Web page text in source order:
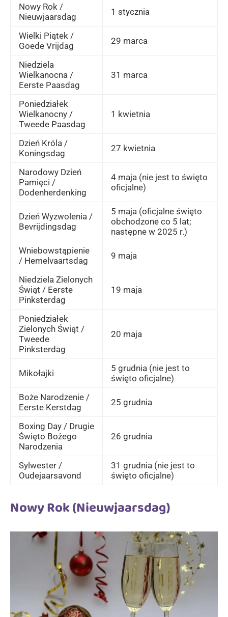
Nowy Rok /
Nieuwjaarsdag
1 stycznia
Wielki Piątek /
Goede Vrijdag
29 marca
Niedziela
Wielkanocna /
Eerste Paasdag
31 marca
Poniedziałek
Wielkanocny /
Tweede Paasdag
1 kwietnia
Dzień Króla /
Koningsdag
27 kwietnia
Narodowy Dzień
Pamięci /
Dodenherdenking
4 maja (nie jest to święto
oficjalne)
Dzień Wyzwolenia /
Bevrijdingsdag
5 maja (oficjalne święto
obchodzone co 5 lat;
następne w 2025 r.)
Wniebowstąpienie
/ Hemelvaartsdag
9 maja
Niedziela Zielonych
Świąt / Eerste
Pinksterdag
19 maja
Poniedziałek
Zielonych Świąt /
Tweede
Pinksterdag
20 maja
Mikołajki
5 grudnia (nie jest to
święto oficjalne)
Boże Narodzenie /
Eerste Kerstdag
25 grudnia
Boxing Day / Drugie
Święto Bożego
Narodzenia
26 grudnia
Sylwester /
Oudejaarsavond
31 grudnia (nie jest to
święto oficjalne)
Nowy Rok (Nieuwjaarsdag)